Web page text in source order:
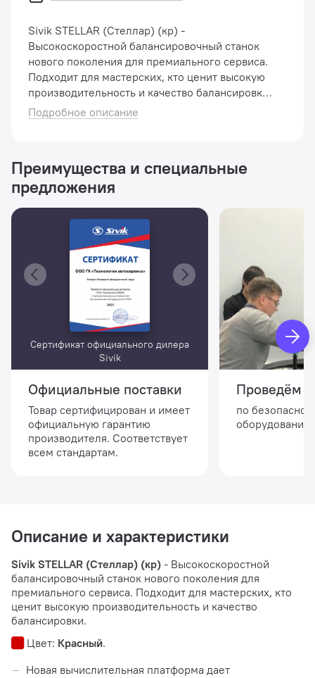
Sivik STELLAR (Стеллар) (кр) -
Высокоскоростной балансировочный станок
нового поколения для премиального сервиса.
Подходит для мастерских, кто ценит высокую
производительность и качество балансировки.
Цвет: Красный. Новая вычислительная
платформа дает преимущество в с�...
Подробное описание
Преимущества и специальные
предложения
Сертификат официального дилера
Sivik
Официальные поставки
Товар сертифицирован и имеет
официальную гарантию
производителя. Соответствует
всем стандартам.
Проведём
по
оборудовании.
Описание и характеристики
Sivik STELLAR (Стеллар) (кр) - Высокоскоростной
балансировочный станок нового поколения для
премиального сервиса. Подходит для мастерских, кто
ценит высокую производительность и качество
балансировки.
Цвет: Красный.
Новая вычислительная платформа дает